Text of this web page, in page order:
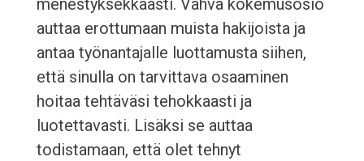
menestyksekkäästi. Vahva kokemusosio
auttaa erottumaan muista hakijoista ja
antaa työnantajalle luottamusta siihen,
että sinulla on tarvittava osaaminen
hoitaa tehtäväsi tehokkaasti ja
luotettavasti. Lisäksi se auttaa
todistamaan, että olet tehnyt